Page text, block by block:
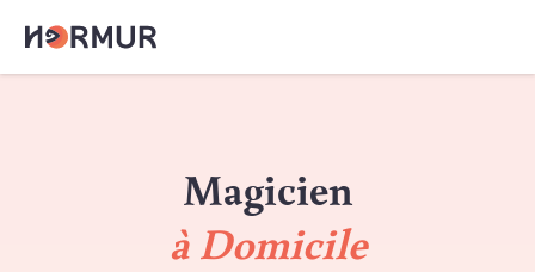
Magicien
à Domicile